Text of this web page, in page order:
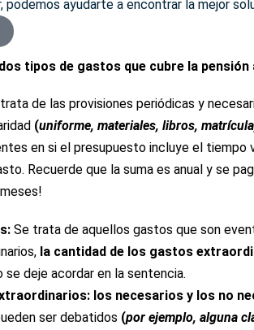
ayudarte a encontrar la mejor
tipos de gastos que cubre la pensión
de las provisiones periódicas y
(uniforme, materiales, libros,
en si el presupuesto incluye el tiempo
Recuerde que la suma es anual y se
Se trata de aquellos gastos que son
la cantidad de los gastos
deje acordar en la sentencia.
los necesarios y los no
ser debatidos (por ejemplo, alguna